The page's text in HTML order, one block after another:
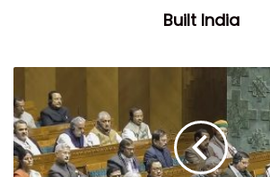
અવર્સ દરમિયાન ટ્રકો ટ્રાફિક જામ કરે છે
અમદાવાદ શહેરમાંથી પ્રદૂષણ અને ટ્રાફિક
પ્રયાસ રાજ્ય સરકારની નોડલ એન્જસીઓ
Built India